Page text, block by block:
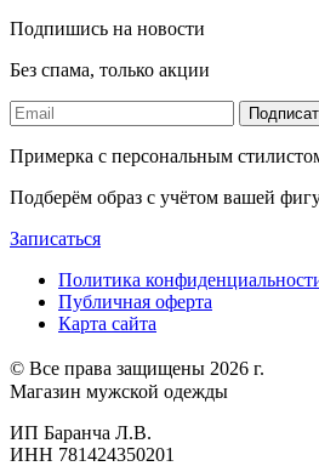
Подпишись на новости
Без спама, только акции
Примерка с персональным
Подберём образ с учётом вашей
Записаться
Политика
Публичная оферта
Карта сайта
© Все права защищены 2026 г.
Магазин мужской одежды
ИП Баранча Л.В.
ИНН 781424350201